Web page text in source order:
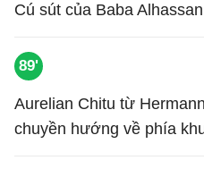
Cú sút của Baba
89'
Aurelian Chitu từ
chuyền hướng về phía